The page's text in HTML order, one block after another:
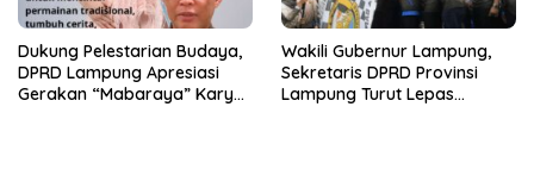
Dukung Pelestarian Budaya,
DPRD Lampung Apresiasi
Gerakan “Mabaraya” Karya
Wakili Gubernur Lampung,
Sekretaris DPRD Provinsi
Lampung Turut Lepas